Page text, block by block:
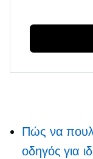
Πώς να
οδηγός για